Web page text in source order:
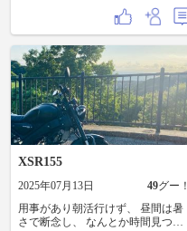
XSR155
2025年07月13日 49グー！
用事があり朝活行けず、 昼間は暑
さで断念し、 なんとか時間見つけ